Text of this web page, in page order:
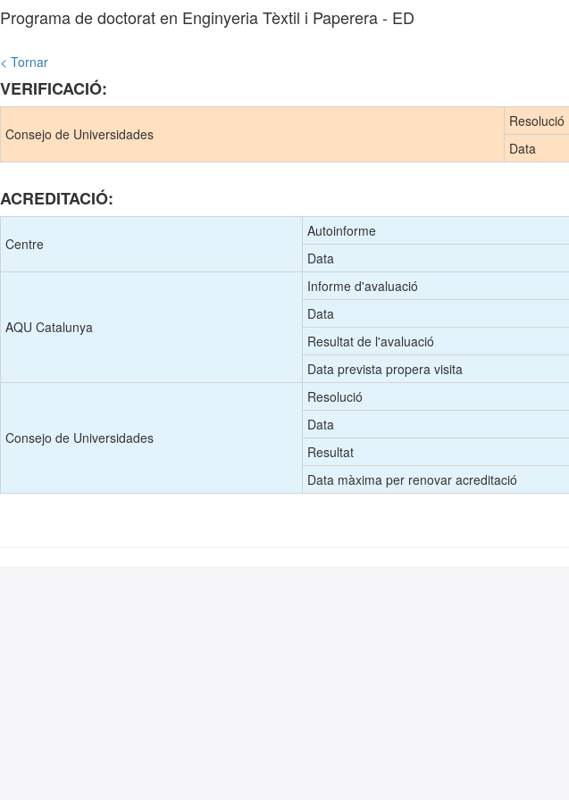
Programa de doctorat en Enginyeria Tèxtil i Paperera - ED
< Tornar
VERIFICACIÓ:
Consejo de Universidades
Resolució
Data
ACREDITACIÓ:
Centre
Autoinforme
Data
AQU Catalunya
Informe d'avaluació
Data
Resultat de l'avaluació
Data prevista propera visita
Consejo de Universidades
Resolució
Data
Resultat
Data màxima per renovar acreditació